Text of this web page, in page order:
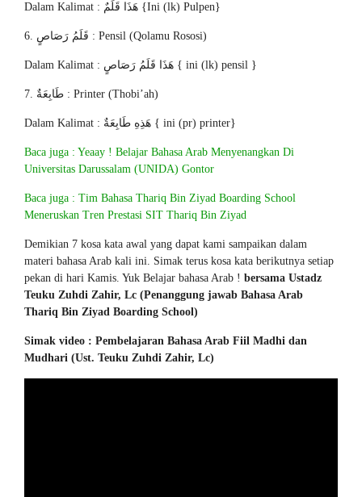
Dalam Kalimat : هَذَا قَلَمٌ {Ini (lk) Pulpen}
6. قَلَمُ رَصَاصٍ : Pensil (Qolamu Rososi)
Dalam Kalimat : هَذَا قَلَمُ رَصَاصٍ { ini (lk) pensil }
7. طَابِعَةٌ : Printer (Thobi’ah)
Dalam Kalimat : هَذِهِ طَابِعَةٌ { ini (pr) printer}
Baca juga : Yeaay ! Belajar Bahasa Arab Menyenangkan Di
Universitas Darussalam (UNIDA) Gontor
Baca juga : Tim Bahasa Thariq Bin Ziyad Boarding School
Meneruskan Tren Prestasi SIT Thariq Bin Ziyad
Demikian 7 kosa kata awal yang dapat kami sampaikan dalam
materi bahasa Arab kali ini. Simak terus kosa kata berikutnya setiap
pekan di hari Kamis. Yuk Belajar bahasa Arab ! bersama Ustadz
Teuku Zuhdi Zahir, Lc (Penanggung jawab Bahasa Arab
Thariq Bin Ziyad Boarding School)
Simak video : Pembelajaran Bahasa Arab Fiil Madhi dan
Mudhari (Ust. Teuku Zuhdi Zahir, Lc)